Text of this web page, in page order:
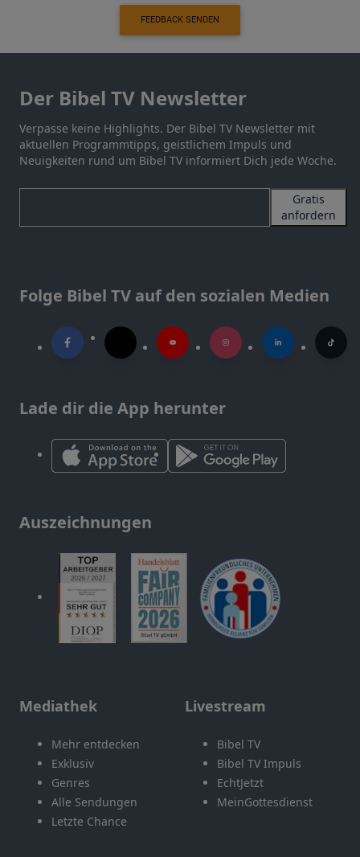
FEEDBACK SENDEN
Der Bibel TV Newsletter
Verpasse keine Highlights. Der Bibel TV Newsletter mit
aktuellen Programmtipps, geistlichem Impuls und
Neuigkeiten rund um Bibel TV informiert Dich jede Woche.
Gratis
anfordern
Folge Bibel TV auf den sozialen Medien
Lade dir die App herunter
Auszeichnungen
Mediathek
Mehr entdecken
Exklusiv
Genres
Alle Sendungen
Letzte Chance
Livestream
Bibel TV
Bibel TV Impuls
EchtJetzt
MeinGottesdienst